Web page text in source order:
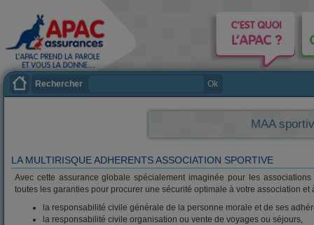
Rechercher Ok
MAA
LA MULTIRISQUE ADHERENTS ASSOCIATION SPORTIVE
Avec cette assurance globale spécialement imaginée pour les
toutes les garanties pour procurer une sécurité optimale à votre association et
la responsabilité civile générale de la personne morale et de ses
la responsabilité civile organisation ou vente de voyages ou séjours,